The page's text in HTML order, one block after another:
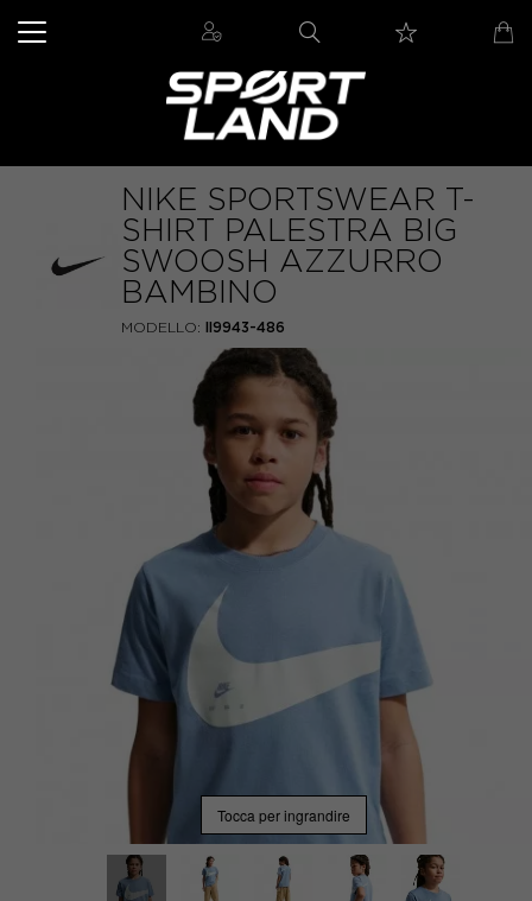
NIKE SPORTSWEAR T-
SHIRT PALESTRA BIG
SWOOSH AZZURRO
BAMBINO
MODELLO: II9943-486
Tocca per ingrandire